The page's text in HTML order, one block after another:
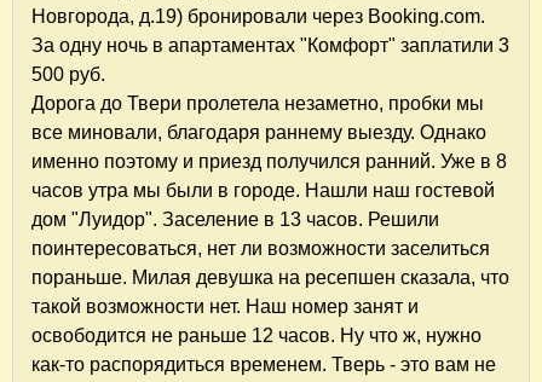
Новгорода, д.19) бронировали через Booking.com.
За одну ночь в апартаментах "Комфорт" заплатили 3
500 руб.
Дорога до Твери пролетела незаметно, пробки мы
все миновали, благодаря раннему выезду. Однако
именно поэтому и приезд получился ранний. Уже в 8
часов утра мы были в городе. Нашли наш гостевой
дом "Луидор". Заселение в 13 часов. Решили
поинтересоваться, нет ли возможности заселиться
пораньше. Милая девушка на ресепшен сказала, что
такой возможности нет. Наш номер занят и
освободится не раньше 12 часов. Ну что ж, нужно
как-то распорядиться временем. Тверь - это вам не